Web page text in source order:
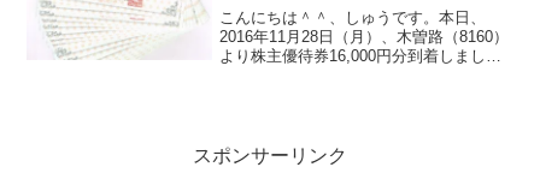
こんにちは＾＾、しゅうです。本日、
2016年11月28日（月）、木曽路（8160）
より株主優待券16,000円分到着しまし
スポンサーリンク